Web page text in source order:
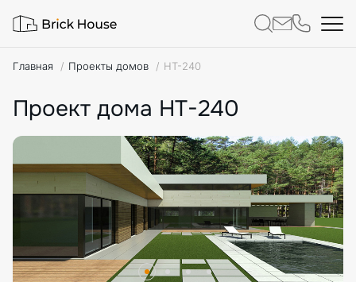
Главная Проекты домов HT-240
Проект дома HT-240